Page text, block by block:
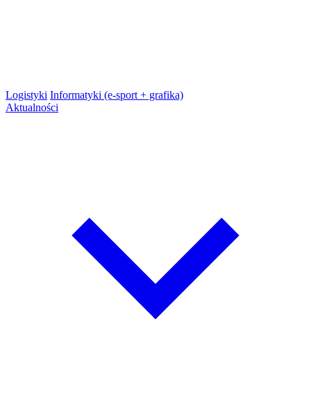
Logistyki Informatyki (e-sport + grafika)
Aktualności